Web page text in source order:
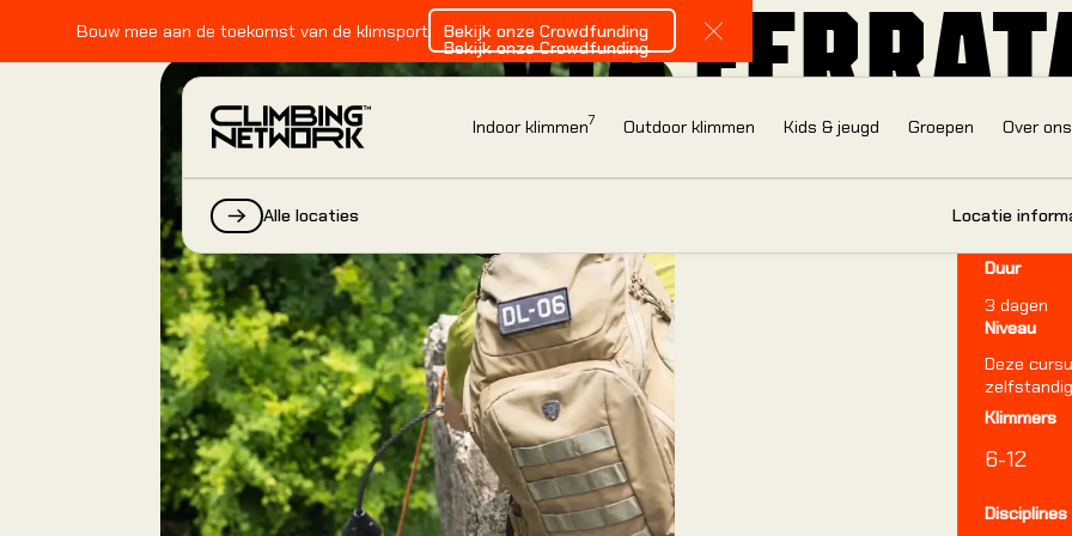
Bouw mee aan de toekomst van de klimsport Bekijk onze Crowdfunding
Bekijk onze Crowdfunding
Bekijk onze Crowdfunding Close Announcement Banner
Indoor klimmen7 Outdoor klimmen Kids & jeugd Groepen Over ons
Alle locaties Locatie
INDOOR KLIMMEN
Alles over indoor klimmen
Alles over indoor klimmen
Alles over indoor klimmen
VIA
Duur
3 dagen
Niveau
Deze
Klimmers
6-12
Disciplines